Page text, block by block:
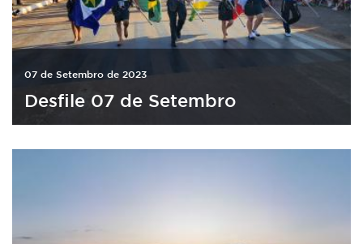
07 de Setembro de 2023
Desfile 07 de Setembro